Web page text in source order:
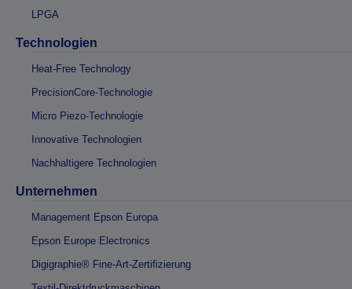
LPGA
Technologien
Heat-Free Technology
PrecisionCore-Technologie
Micro Piezo-Technologie
Innovative Technologien
Nachhaltigere Technologien
Unternehmen
Management Epson Europa
Epson Europe Electronics
Digigraphie® Fine-Art-Zertifizierung